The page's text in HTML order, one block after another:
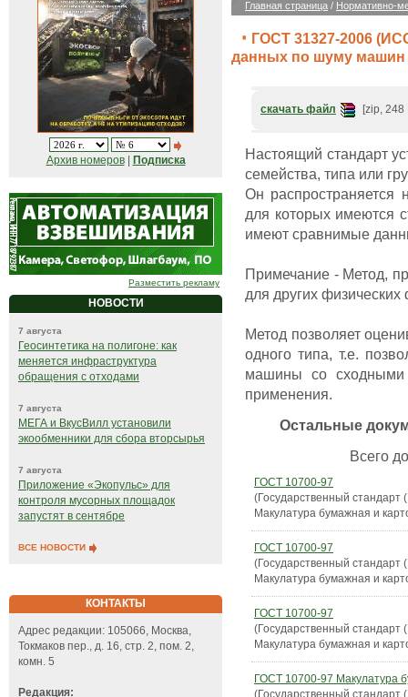
Архив номеров| Подписка
Разместить рекламу
НОВОСТИ
7 августа
Геосинтетика на полигоне: как
меняется инфраструктура
обращения с отходами
7 августа
МЕГА и ВкусВилл установили
экообменники для сбора вторсырья
7 августа
Приложение «Экопульс» для
контроля мусорных площадок
запустят в сентябре
ВСЕ НОВОСТИ
КОНТАКТЫ
Адрес редакции: 105066, Москва,
Токмаков пер., д. 16, стр. 2, пом. 2,
комн. 5
Редакция:
Главная страница / Нормативно-
ГОСТ 31327-2006
данных по шуму машин
скачать файл [zip, 248
Настоящий стандарт
семейства, типа или
Он
для которых имеются
имеют сравнимые
Примечание - Метод,
для других
Метод позволяет
одного типа, т.е.
машины со сходными
применения.
Остальные
Всего
ГОСТ 10700-97
(Государственный стандарт
Макулатура бумажная и
ГОСТ 10700-97
(Государственный стандарт
Макулатура бумажная и
ГОСТ 10700-97
(Государственный стандарт
Макулатура бумажная и
ГОСТ 10700-97 Макулатура